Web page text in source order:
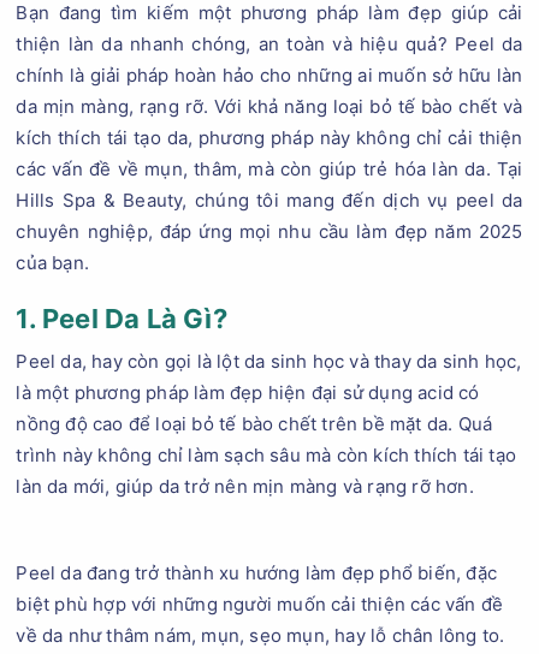
Bạn đang tìm kiếm một phương pháp làm đẹp giúp cải
thiện làn da nhanh chóng, an toàn và hiệu quả? Peel da
chính là giải pháp hoàn hảo cho những ai muốn sở hữu làn
da mịn màng, rạng rỡ. Với khả năng loại bỏ tế bào chết và
kích thích tái tạo da, phương pháp này không chỉ cải thiện
các vấn đề về mụn, thâm, mà còn giúp trẻ hóa làn da. Tại
Hills Spa & Beauty, chúng tôi mang đến dịch vụ peel da
chuyên nghiệp, đáp ứng mọi nhu cầu làm đẹp năm 2025
của bạn.
1. Peel Da Là Gì?
Peel da, hay còn gọi là lột da sinh học và thay da sinh học,
là một phương pháp làm đẹp hiện đại sử dụng acid có
nồng độ cao để loại bỏ tế bào chết trên bề mặt da. Quá
trình này không chỉ làm sạch sâu mà còn kích thích tái tạo
làn da mới, giúp da trở nên mịn màng và rạng rỡ hơn.
Peel da đang trở thành xu hướng làm đẹp phổ biến, đặc
biệt phù hợp với những người muốn cải thiện các vấn đề
về da như thâm nám, mụn, sẹo mụn, hay lỗ chân lông to.